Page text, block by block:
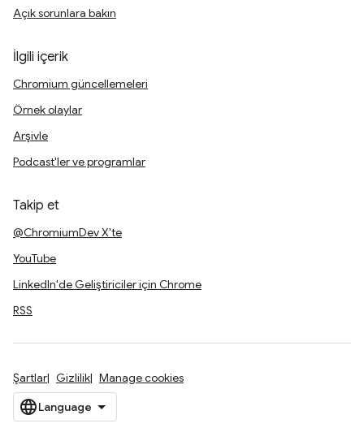
Açık sorunlara bakın
İlgili içerik
Chromium güncellemeleri
Örnek olaylar
Arşivle
Podcast'ler ve programlar
Takip et
@ChromiumDev X'te
YouTube
LinkedIn'de Geliştiriciler için Chrome
RSS
Şartlar Gizlilik Manage cookies